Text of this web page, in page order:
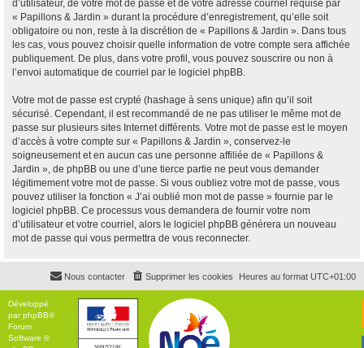
d’utilisateur, de votre mot de passe et de votre adresse courriel requise par
« Papillons & Jardin » durant la procédure d’enregistrement, qu’elle soit
obligatoire ou non, reste à la discrétion de « Papillons & Jardin ». Dans tous
les cas, vous pouvez choisir quelle information de votre compte sera affichée
publiquement. De plus, dans votre profil, vous pouvez souscrire ou non à
l’envoi automatique de courriel par le logiciel phpBB.
Votre mot de passe est crypté (hashage à sens unique) afin qu’il soit
sécurisé. Cependant, il est recommandé de ne pas utiliser le même mot de
passe sur plusieurs sites Internet différents. Votre mot de passe est le moyen
d’accès à votre compte sur « Papillons & Jardin », conservez-le
soigneusement et en aucun cas une personne affiliée de « Papillons &
Jardin », de phpBB ou une d’une tierce partie ne peut vous demander
légitimement votre mot de passe. Si vous oubliez votre mot de passe, vous
pouvez utiliser la fonction « J’ai oublié mon mot de passe » fournie par le
logiciel phpBB. Ce processus vous demandera de fournir votre nom
d’utilisateur et votre courriel, alors le logiciel phpBB générera un nouveau
mot de passe qui vous permettra de vous reconnecter.
Heures au format UTC+01:00
Supprimer les cookies
Nous contacter
Développé
parphpBB®
Forum
Software ©